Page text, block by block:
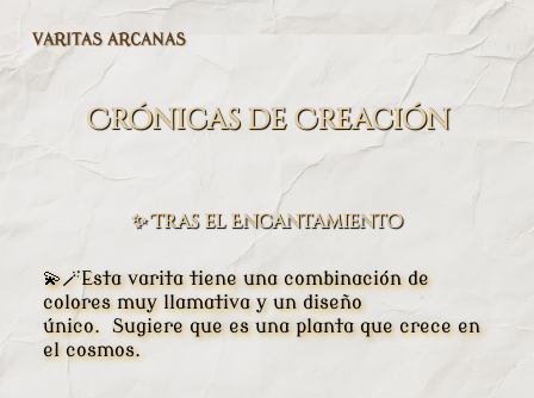
VARITAS ARCANAS
Crónicas de Creación
✨ Tras el Encantamiento
💫🪄Esta varita tiene una combinación de
colores muy llamativa y un diseño
único. Sugiere que es una planta que crece en
el cosmos.